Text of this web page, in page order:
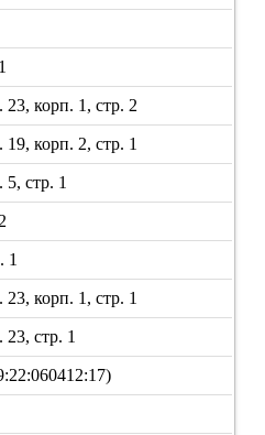
корп. 1, стр. 2
корп. 2, стр. 1
стр. 1
1
корп. 1, стр. 1
стр. 1